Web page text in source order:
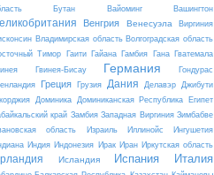
Бутан Вайоминг Вашингтон
Венгрия Венесуэла
Виргиния
Владимирская область Волгоградская область
Тимор
Гаити Гайана Гамбия Гана
Гватемала
Гвинея-Бисау Германия
Гондурас
Греция Грузия Дания Делавэр Джибути
Доминика Доминиканская Республика
Египет
край Замбия Западная Виргиния Зимбабве
область
Израиль Иллинойс
Ингушетия
Индия Индонезия Ирак Иран Иркутская область
Исландия Испания Италия